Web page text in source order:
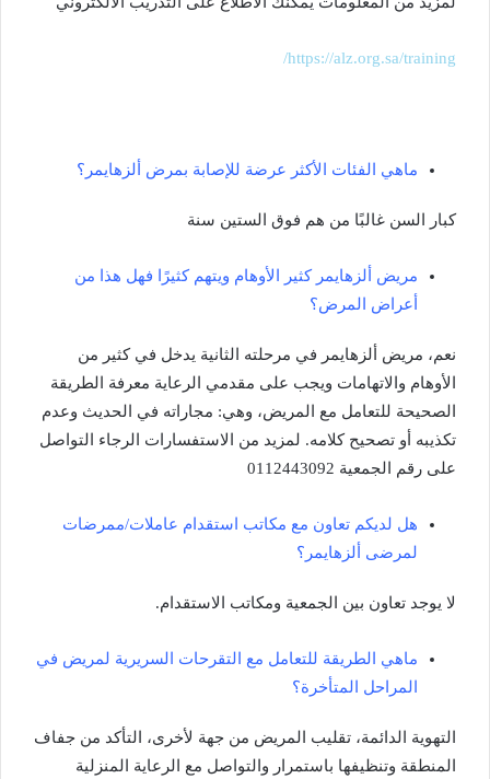
https://alz.org.sa/training/
ماهي الفئات الأكثر عرضة للإصابة بمرض ألزهايمر؟
كبار السن غالبًا من هم فوق الستين سنة
مريض ألزهايمر كثير الأوهام ويتهم كثيرًا فهل هذا من
أعراض المرض؟
نعم، مريض ألزهايمر في مرحلته الثانية يدخل في كثير من
الأوهام والاتهامات ويجب على مقدمي الرعاية معرفة الطريقة
الصحيحة للتعامل مع المريض، وهي: مجاراته في الحديث وعدم
تكذيبه أو تصحيح كلامه. لمزيد من الاستفسارات الرجاء التواصل
على رقم الجمعية 0112443092
هل لديكم تعاون مع مكاتب استقدام عاملات/ممرضات
لمرضى ألزهايمر؟
لا يوجد تعاون بين الجمعية ومكاتب الاستقدام.
ماهي الطريقة للتعامل مع التقرحات السريرية لمريض في
المراحل المتأخرة؟
التهوية الدائمة، تقليب المريض من جهة لأخرى، التأكد من جفاف
المنطقة وتنظيفها باستمرار والتواصل مع الرعاية المنزلية